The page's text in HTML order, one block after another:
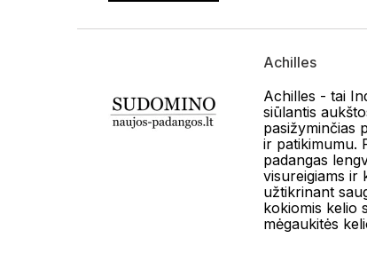
Achilles
Achilles - tai
siūlantis
pasižyminčias
ir patikimumu.
padangas
visureigiams ir
užtikrinant
kokiomis kelio
mėgaukitės